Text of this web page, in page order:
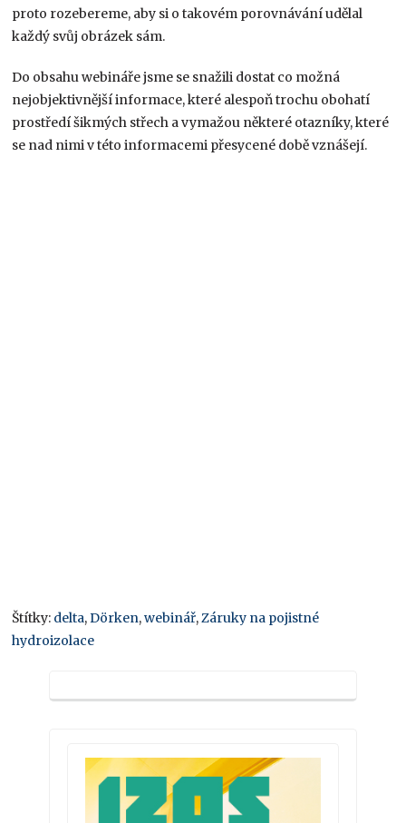
proto rozebereme, aby si o takovém porovnávání udělal
každý svůj obrázek sám.
Do obsahu webináře jsme se snažili dostat co možná
nejobjektivnější informace, které alespoň trochu obohatí
prostředí šikmých střech a vymažou některé otazníky, které
se nad nimi v této informacemi přesycené době vznášejí.
Štítky: delta,Dörken,webinář,Záruky na pojistné
hydroizolace